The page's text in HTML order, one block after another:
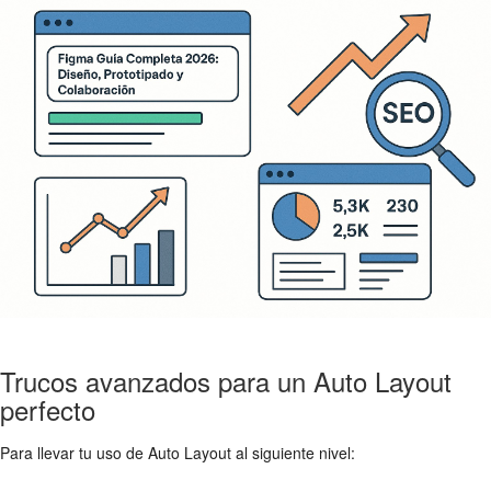
Trucos avanzados para un Auto Layout
perfecto
Para llevar tu uso de Auto Layout al siguiente nivel: